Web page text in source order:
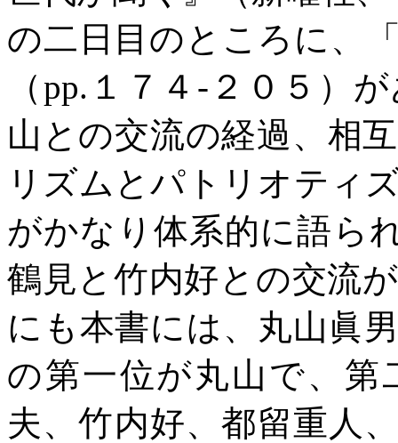
の二日目のところに、
（pp. １７４ - ２０５）
山との交流の経過、相
リズムとパトリオティ
がかなり体系的に語ら
鶴見と竹内好との交流
にも本書には、丸山眞
の第一位が丸山で、第
夫、竹内好、都留重人